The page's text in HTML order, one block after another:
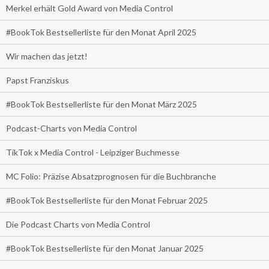
Merkel erhält Gold Award von Media Control
#BookTok Bestsellerliste für den Monat April 2025
Wir machen das jetzt!
Papst Franziskus
#BookTok Bestsellerliste für den Monat März 2025
Podcast-Charts von Media Control
TikTok x Media Control - Leipziger Buchmesse
MC Folio: Präzise Absatzprognosen für die Buchbranche
#BookTok Bestsellerliste für den Monat Februar 2025
Die Podcast Charts von Media Control
#BookTok Bestsellerliste für den Monat Januar 2025